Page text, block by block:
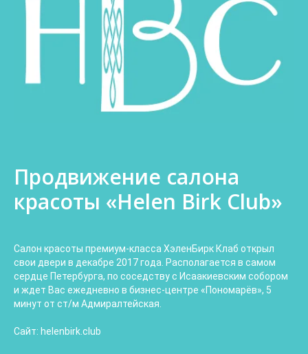
Продвижение салона
красоты «Helen Birk Club»
Салон красоты премиум-класса ХэленБирк Клаб открыл
свои двери в декабре 2017 года. Располагается в самом
сердце Петербурга, по соседству с Исаакиевским собором
и ждет Вас ежедневно в бизнес-центре «Пономарёв», 5
минут от ст/м Адмиралтейская.
Сайт: helenbirk.club